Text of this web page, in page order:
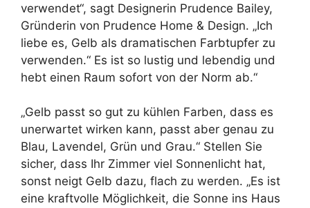
verwendet“, sagt Designerin Prudence Bailey,
Gründerin von Prudence Home & Design. „Ich
liebe es, Gelb als dramatischen Farbtupfer zu
verwenden.“ Es ist so lustig und lebendig und
hebt einen Raum sofort von der Norm ab.“
„Gelb passt so gut zu kühlen Farben, dass es
unerwartet wirken kann, passt aber genau zu
Blau, Lavendel, Grün und Grau.“ Stellen Sie
sicher, dass Ihr Zimmer viel Sonnenlicht hat,
sonst neigt Gelb dazu, flach zu werden. „Es ist
eine kraftvolle Möglichkeit, die Sonne ins Haus